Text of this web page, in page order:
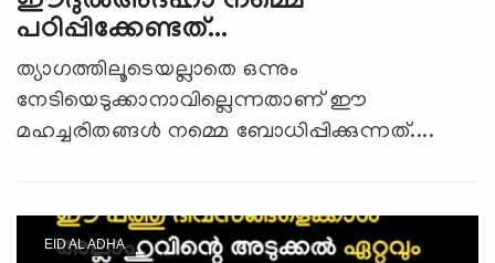
പഠിപ്പിക്കേണ്ടത്...
ത്യാഗത്തിലൂടെയല്ലാതെ ഒന്നും
നേടിയെടുക്കാനാവില്ലെന്നതാണ് ഈ
മഹച്ചരിതങ്ങള്‍ നമ്മെ ബോധിപ്പിക്കുന്നത്....
EID AL ADHA